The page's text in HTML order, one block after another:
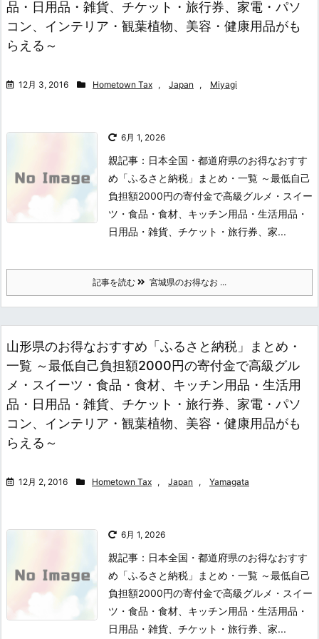
品・日用品・雑貨、チケット・旅行券、家電・パソ
コン、インテリア・観葉植物、美容・健康用品がも
らえる～
12月 3, 2016 Hometown Tax , Japan , Miyagi
6月 1, 2026
親記事：日本全国・都道府県のお得なおすす
め「ふるさと納税」まとめ・一覧 ～最低自己
負担額2000円の寄付金で高級グルメ・スイー
ツ・食品・食材、キッチン用品・生活用品・
日用品・雑貨、チケット・旅行券、家...
記事を読む 宮城県のお得なお ...
山形県のお得なおすすめ「ふるさと納税」まとめ・
一覧 ～最低自己負担額2000円の寄付金で高級グル
メ・スイーツ・食品・食材、キッチン用品・生活用
品・日用品・雑貨、チケット・旅行券、家電・パソ
コン、インテリア・観葉植物、美容・健康用品がも
らえる～
12月 2, 2016 Hometown Tax , Japan , Yamagata
6月 1, 2026
親記事：日本全国・都道府県のお得なおすす
め「ふるさと納税」まとめ・一覧 ～最低自己
負担額2000円の寄付金で高級グルメ・スイー
ツ・食品・食材、キッチン用品・生活用品・
日用品・雑貨、チケット・旅行券、家...